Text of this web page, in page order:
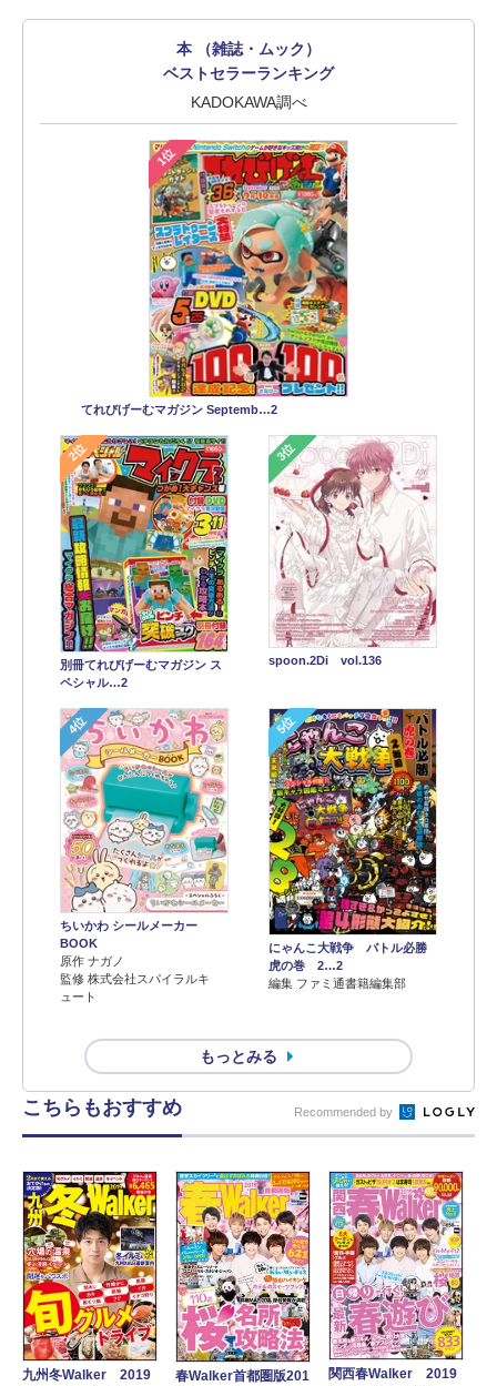
本 （雑誌・ムック）
ベストセラーランキング
KADOKAWA調べ
1位
てれびげーむマガジン Septemb…2
2位
別冊てれびげーむマガジン ス
ペシャル…2
3位
spoon.2Di vol.136
4位
ちいかわ シールメーカー
BOOK
原作 ナガノ
監修 株式会社スパイラルキ
ュート
5位
にゃんこ大戦争 バトル必勝
虎の巻 2…2
編集 ファミ通書籍編集部
もっとみる
こちらもおすすめ Recommended by
九州冬Walker 2019
春Walker首都圏版201
関西春Walker 2019